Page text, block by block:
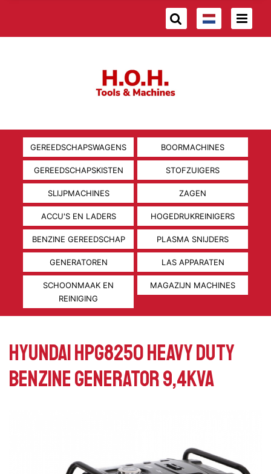
GEREEDSCHAPSWAGENS BOORMACHINES
GEREEDSCHAPSKISTEN STOFZUIGERS
SLIJPMACHINES ZAGEN
ACCU'S EN LADERS HOGEDRUKREINIGERS
BENZINE GEREEDSCHAP PLASMA SNIJDERS
GENERATOREN LAS APPARATEN
SCHOONMAAK EN
REINIGING
MAGAZIJN MACHINES
HYUNDAI HPG8250 HEAVY DUTY
BENZINE GENERATOR 9,4KVA